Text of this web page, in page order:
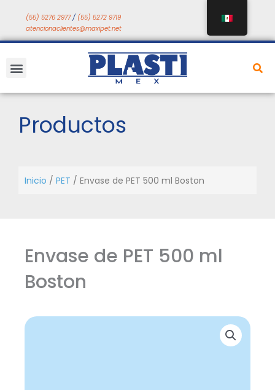
contenido
(55) 5276 2977/ (55) 5272 9719
atencionaclientes@maxipet.net
Menú
Productos
Inicio / PET / Envase de PET 500 ml Boston
Envase de PET 500 ml
Boston